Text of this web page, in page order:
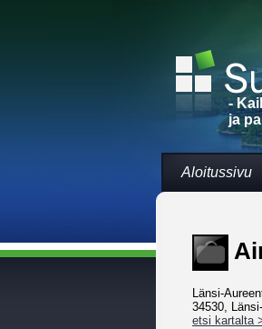
-
ja
Aloitussivu
Länsi-
34530,
etsi kartalta